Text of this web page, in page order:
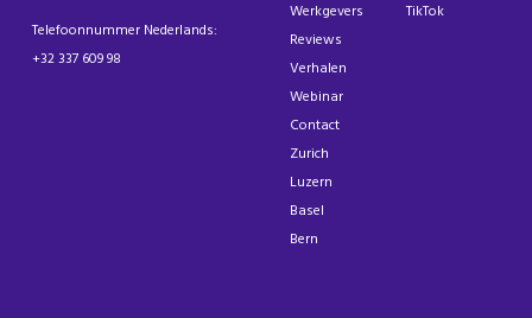
Telefoonnummer Nederlands:
+32 337 609 98
Werkgevers
Reviews
Verhalen
Webinar
Contact
Zurich
Luzern
Basel
Bern
TikTok